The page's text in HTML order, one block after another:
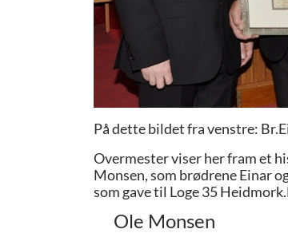
På dette bildet fra venstre:
Overmester viser her fram et
Monsen, som brødrene Einar
som gave til Loge 35 Heidmork.
Ole Monsen